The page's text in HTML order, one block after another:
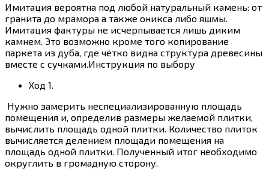
Имитация вероятна под любой натуральный камень: от
гранита до мрамора а также оникса либо яшмы.
Имитация фактуры не исчерпывается лишь диким
камнем. Это возможно кроме того копирование
паркета из дуба, где чётко видна структура древесины
вместе с сучками.Инструкция по выбору
Ход 1.
Нужно замерить неспециализированную площадь
помещения и, определив размеры желаемой плитки,
вычислить площадь одной плитки. Количество плиток
вычисляется делением площади помещения на
площадь одной плитки. Полученный итог необходимо
округлить в громадную сторону.